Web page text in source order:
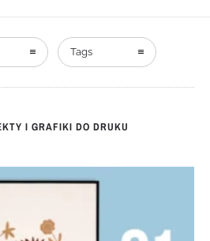
Tags
I GRAFIKI DO DRUKU